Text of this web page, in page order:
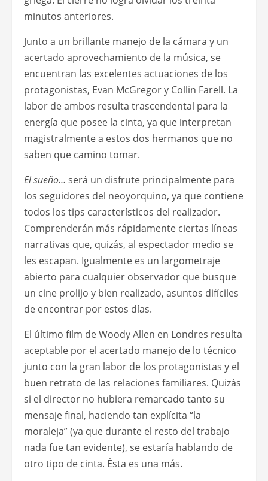
minutos anteriores.
Junto a un brillante manejo de la cámara y un
acertado aprovechamiento de la música, se
encuentran las excelentes actuaciones de los
protagonistas, Evan McGregor y Collin Farell. La
labor de ambos resulta trascendental para la
energía que posee la cinta, ya que interpretan
magistralmente a estos dos hermanos que no
saben que camino tomar.
El sueño… será un disfrute principalmente para
los seguidores del neoyorquino, ya que contiene
todos los tips característicos del realizador.
Comprenderán más rápidamente ciertas líneas
narrativas que, quizás, al espectador medio se
les escapan. Igualmente es un largometraje
abierto para cualquier observador que busque
un cine prolijo y bien realizado, asuntos difíciles
de encontrar por estos días.
El último film de Woody Allen en Londres resulta
aceptable por el acertado manejo de lo técnico
junto con la gran labor de los protagonistas y el
buen retrato de las relaciones familiares. Quizás
si el director no hubiera remarcado tanto su
mensaje final, haciendo tan explícita “la
moraleja” (ya que durante el resto del trabajo
nada fue tan evidente), se estaría hablando de
otro tipo de cinta. Ésta es una más.